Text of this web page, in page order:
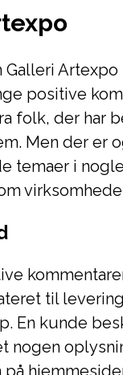
Artexpo
positive
folk, der har
Men der er
temaer i
til
En kunde
nogen